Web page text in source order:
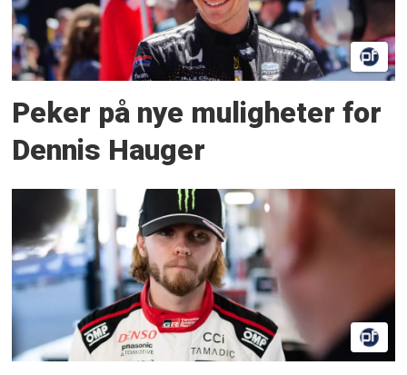
Peker på nye muligheter for
Dennis Hauger